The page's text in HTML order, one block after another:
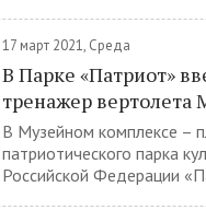
17 март 2021, Среда
В Парке «Патриот»
тренажер вертолета
В Музейном комплексе
патриотического парка
Российской Федерации